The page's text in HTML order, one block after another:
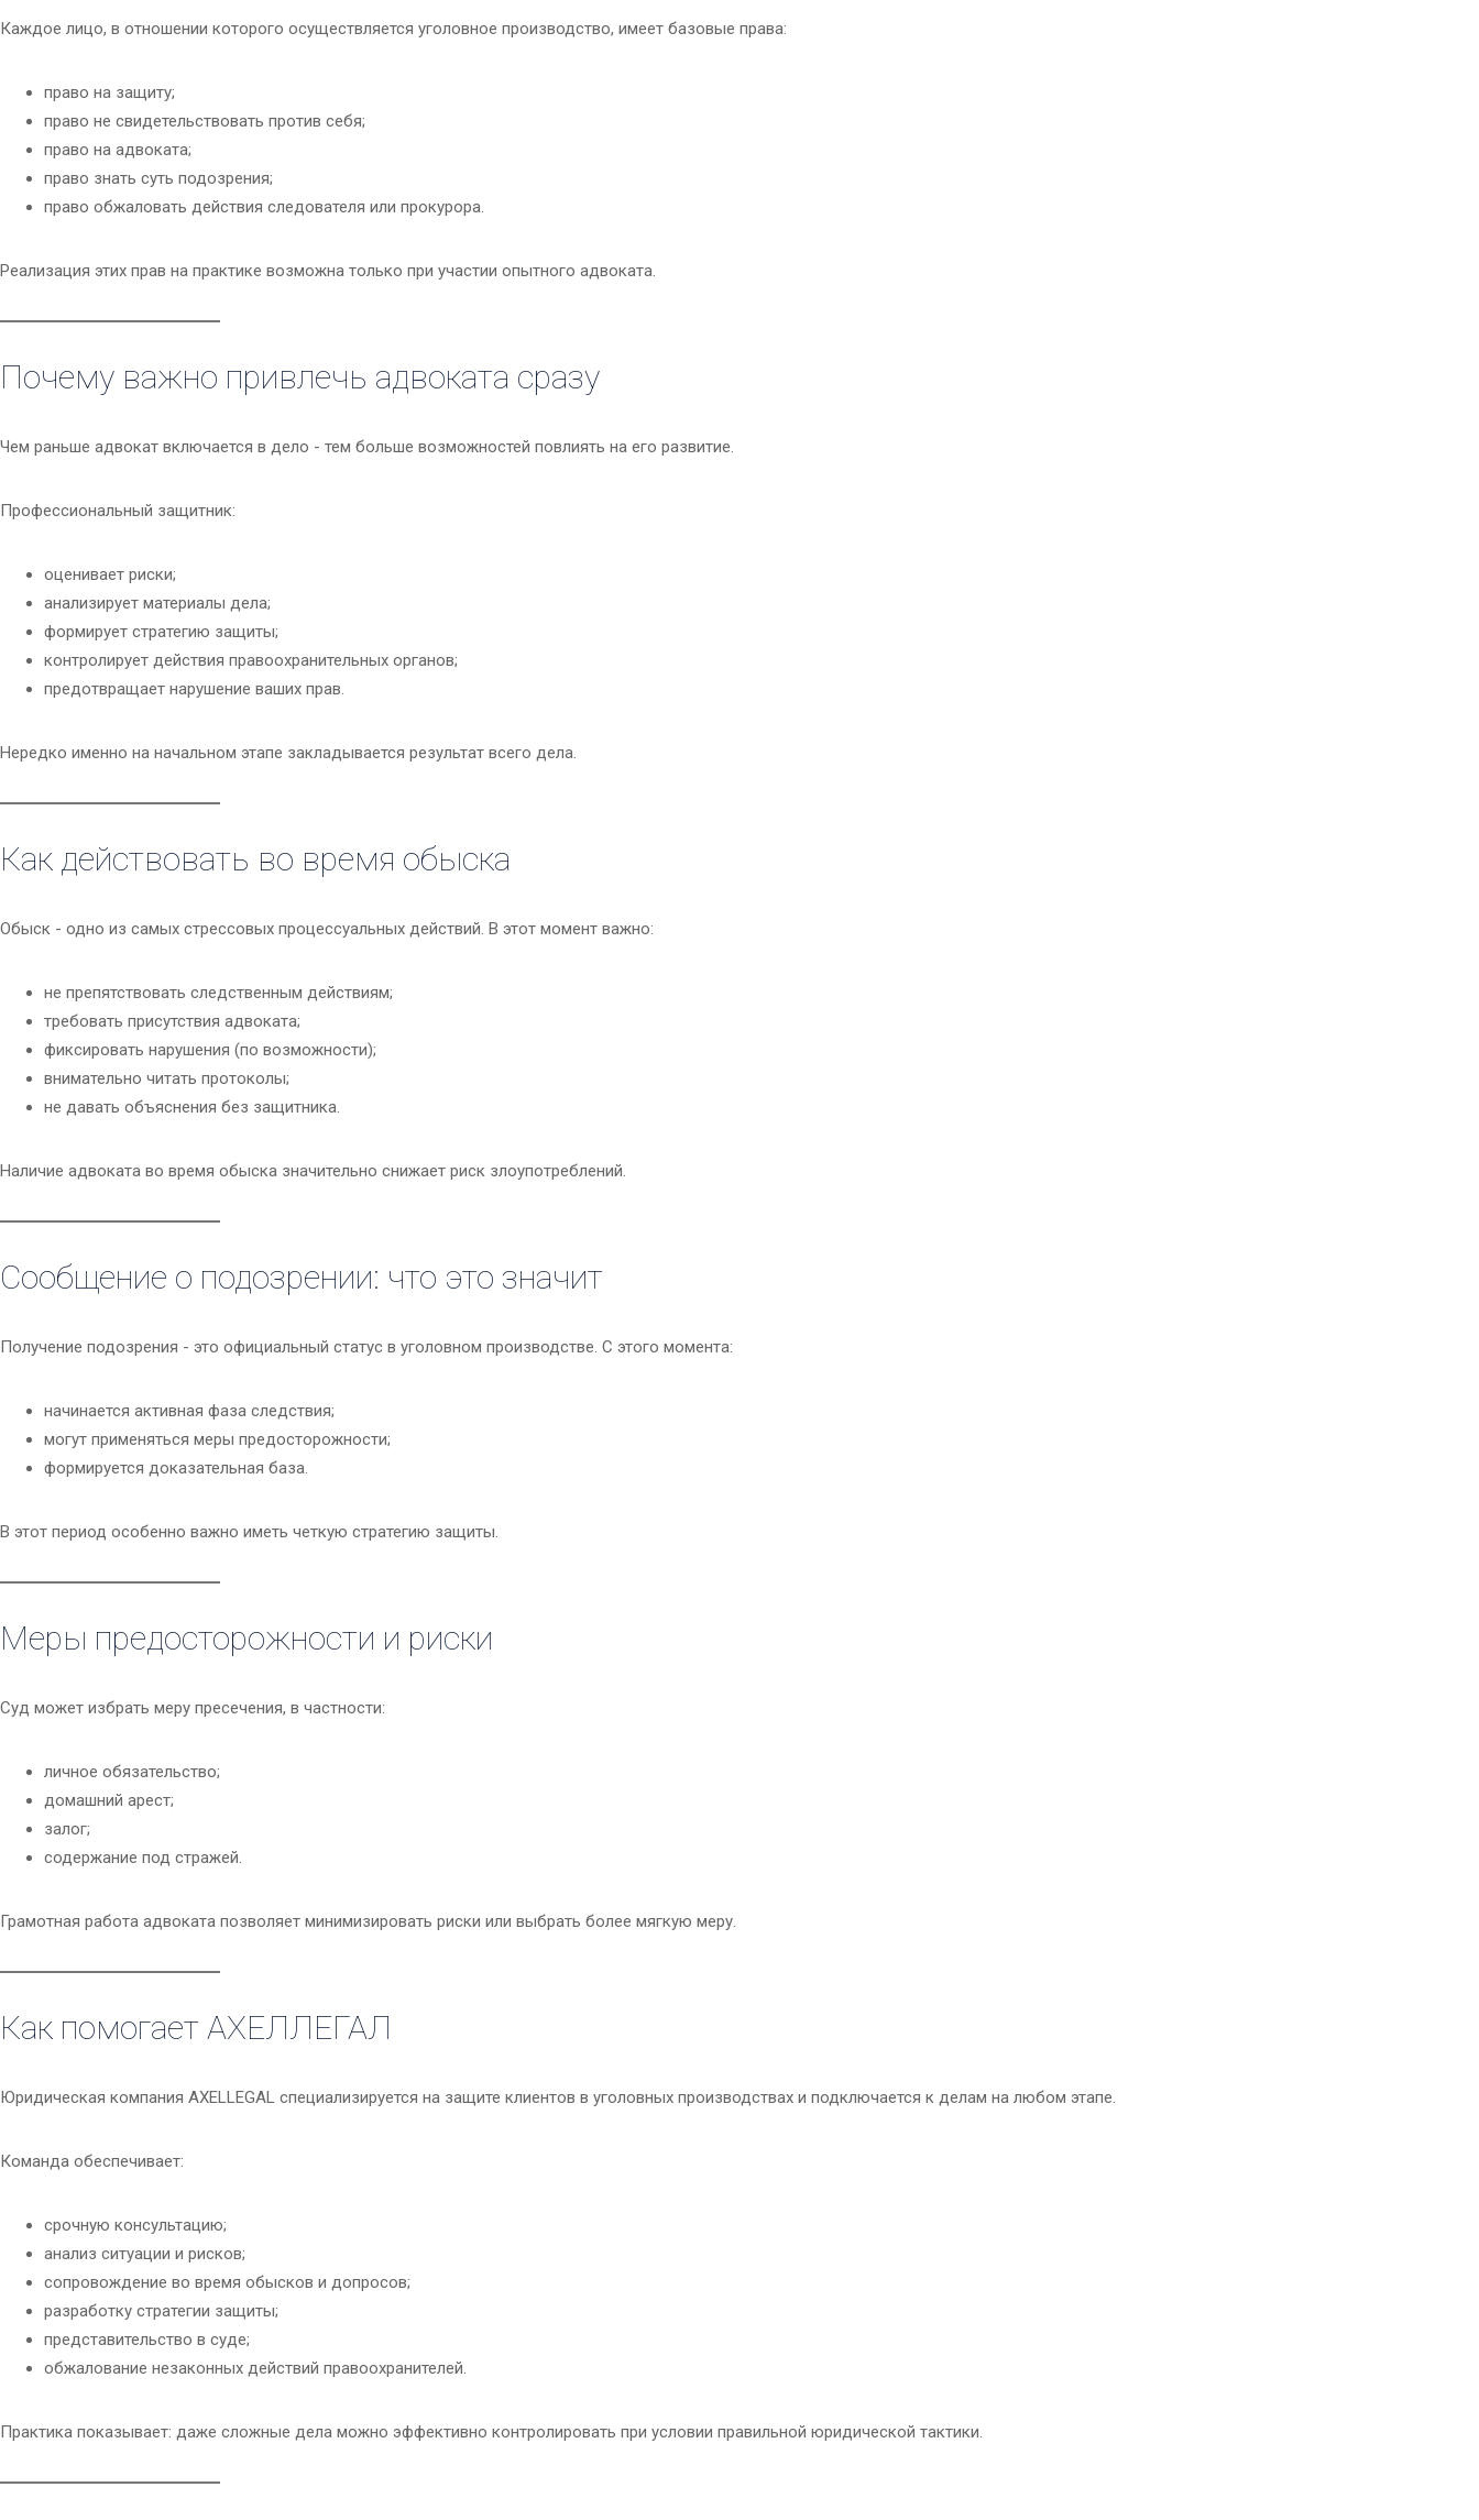
Каждое лицо, в отношении которого осуществляется уголовное производство, имеет базовые права:
право на защиту;
право не свидетельствовать против себя;
право на адвоката;
право знать суть подозрения;
право обжаловать действия следователя или прокурора.
Реализация этих прав на практике возможна только при участии опытного адвоката.
Почему важно привлечь адвоката сразу
Чем раньше адвокат включается в дело - тем больше возможностей повлиять на его развитие.
Профессиональный защитник:
оценивает риски;
анализирует материалы дела;
формирует стратегию защиты;
контролирует действия правоохранительных органов;
предотвращает нарушение ваших прав.
Нередко именно на начальном этапе закладывается результат всего дела.
Как действовать во время обыска
Обыск - одно из самых стрессовых процессуальных действий. В этот момент важно:
не препятствовать следственным действиям;
требовать присутствия адвоката;
фиксировать нарушения (по возможности);
внимательно читать протоколы;
не давать объяснения без защитника.
Наличие адвоката во время обыска значительно снижает риск злоупотреблений.
Сообщение о подозрении: что это значит
Получение подозрения - это официальный статус в уголовном производстве. С этого момента:
начинается активная фаза следствия;
могут применяться меры предосторожности;
формируется доказательная база.
В этот период особенно важно иметь четкую стратегию защиты.
Меры предосторожности и риски
Суд может избрать меру пресечения, в частности:
личное обязательство;
домашний арест;
залог;
содержание под стражей.
Грамотная работа адвоката позволяет минимизировать риски или выбрать более мягкую меру.
Как помогает АХЕЛЛЕГАЛ
Юридическая компания AXELLEGAL специализируется на защите клиентов в уголовных производствах и подключается к делам на любом этапе.
Команда обеспечивает:
срочную консультацию;
анализ ситуации и рисков;
сопровождение во время обысков и допросов;
разработку стратегии защиты;
представительство в суде;
обжалование незаконных действий правоохранителей.
Практика показывает: даже сложные дела можно эффективно контролировать при условии правильной юридической тактики.